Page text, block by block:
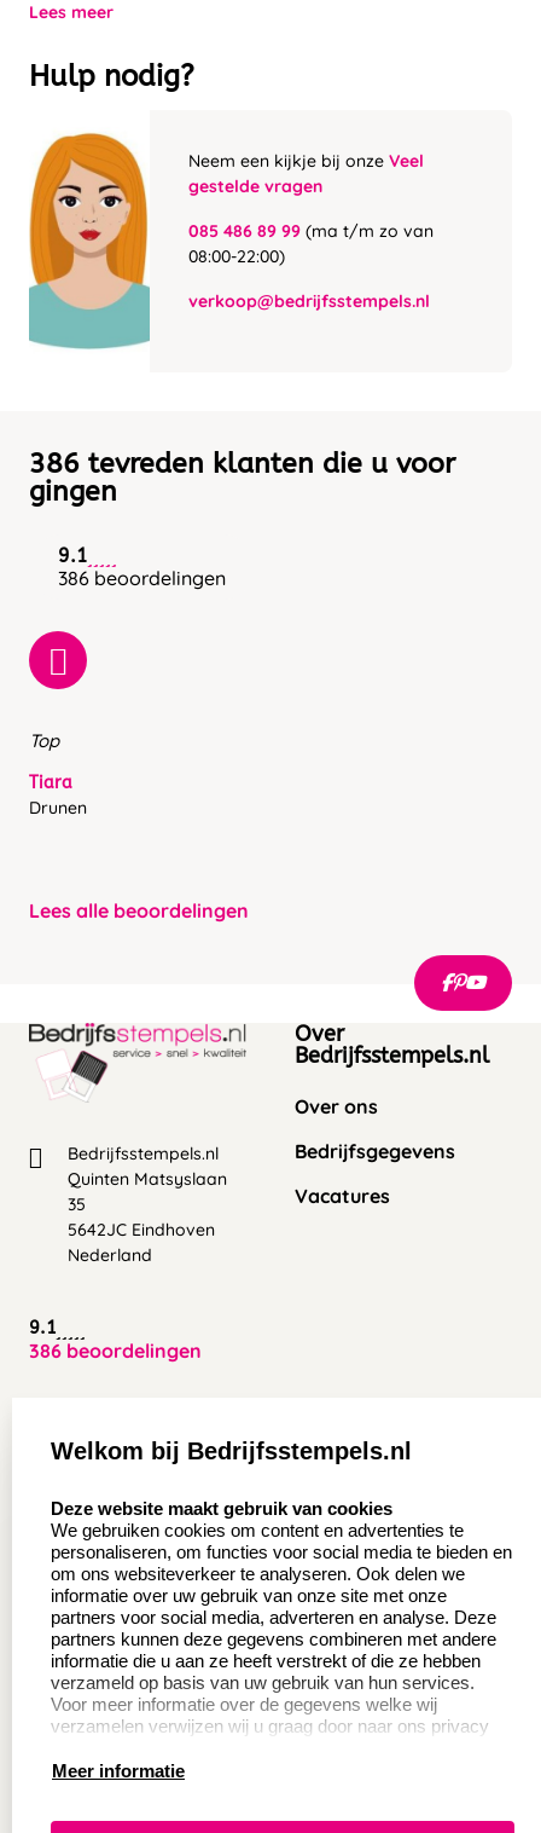
Lees meer
Hulp nodig?
Neem een kijkje bij onze Veel
gestelde vragen
085 486 89 99 (ma t/m zo van
08:00-22:00)
verkoop@bedrijfsstempels.nl
386 tevreden klanten die u voor
gingen
9.1
386 beoordelingen
Top
Tiara
Drunen
Lees alle beoordelingen
Bedrijfsstempels.nl
Quinten Matsyslaan
35
5642JC Eindhoven
Nederland
9.1
386 beoordelingen
Over
Bedrijfsstempels.nl
Over ons
Bedrijfsgegevens
Vacatures
Aanvraag op maat
Wederverkoper
worden
Sale
Betaling & Verzending
Contact opnemen
Veel gestelde vragen
Retourneren
Herroepingsrecht
Productinformatie:
Instructie voor
Welkom bij Bedrijfsstempels.nl
Deze website maakt gebruik van cookies
We gebruiken cookies om content en advertenties te
personaliseren, om functies voor social media te bieden en
om ons websiteverkeer te analyseren. Ook delen we
informatie over uw gebruik van onze site met onze
partners voor social media, adverteren en analyse. Deze
partners kunnen deze gegevens combineren met andere
informatie die u aan ze heeft verstrekt of die ze hebben
verzameld op basis van uw gebruik van hun services.
Voor meer informatie over de gegevens welke wij
verzamelen verwijzen wij u graag door naar ons privacy
Meer informatie